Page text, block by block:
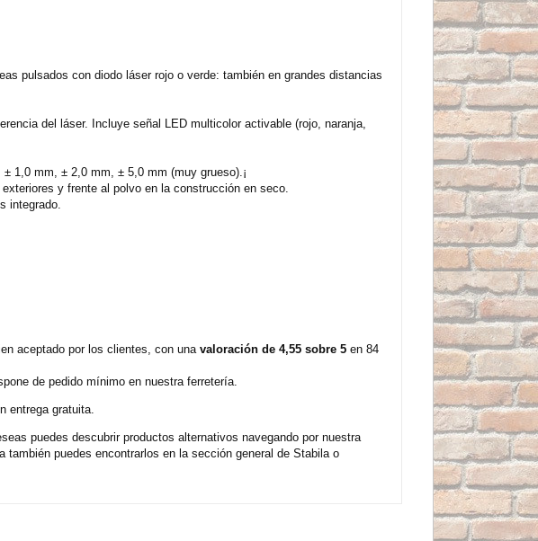
pulsados con diodo láser rojo o verde: también en grandes distancias
del láser. Incluye señal LED multicolor activable (rojo, naranja,
1,0 mm, ± 2,0 mm, ± 5,0 mm (muy grueso).¡
y frente al polvo en la construcción en seco.
integrado.
aceptado por los clientes, con una valoración de 4,55 sobre 5 en 84
de pedido mínimo en nuestra ferretería.
entrega gratuita.
puedes descubrir productos alternativos navegando por nuestra
puedes encontrarlos en la sección general de Stabila o